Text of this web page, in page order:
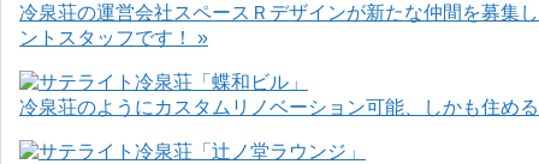
冷泉荘の運営会社スペースＲデザインが新たな仲間を募集
ントスタッフです！ »
冷泉荘のようにカスタムリノベーション可能、しかも住め